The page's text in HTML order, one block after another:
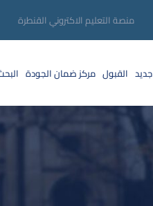
منصة التعليم الاكتروني القنطرة
جديد القبول مركز ضمان الجودة